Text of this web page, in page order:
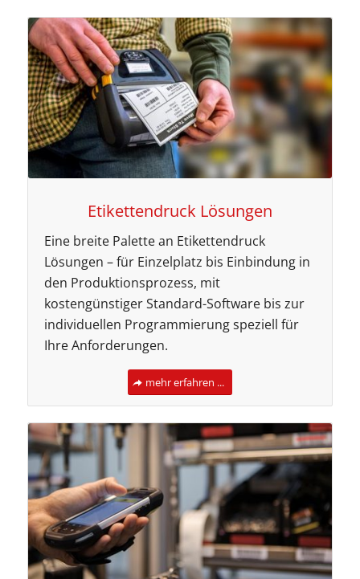
Etikettendruck Lösungen
Eine breite Palette an Etikettendruck
Lösungen – für Einzelplatz bis Einbindung in
den Produktionsprozess, mit
kostengünstiger Standard-Software bis zur
individuellen Programmierung speziell für
Ihre Anforderungen.
mehr erfahren ...